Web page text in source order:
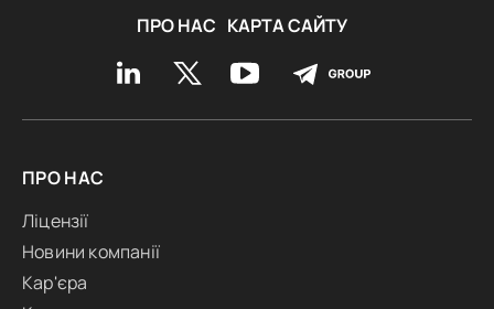
ПРО НАС КАРТА САЙТУ
ПРО НАС
Ліцензії
Новини компанії
Кар'єра